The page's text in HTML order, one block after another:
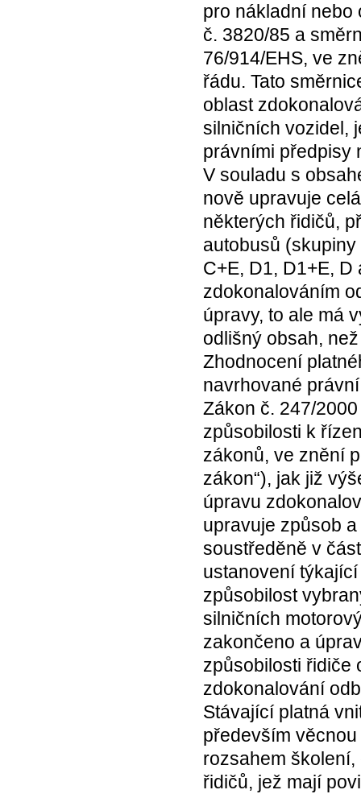
pro nákladní nebo
č. 3820/85 a
76/914/EHS, ve
řádu. Tato
oblast
silničních vozidel,
právními předpisy
V souladu s
nově upravuje
některých řidičů,
autobusů
C+E, D1, D1+E,
zdokonalováním
úpravy, to ale má
odlišný obsah,
Zhodnocení
navrhované
Zákon č. 247/
způsobilosti k
zákonů, ve znění
zákon“), jak již
úpravu
upravuje způsob
soustředěně v
ustanovení
způsobilost
silničních
zakončeno a
způsobilosti řidiče
zdokonalování
Stávající platná
především
rozsahem
řidičů, jež mají